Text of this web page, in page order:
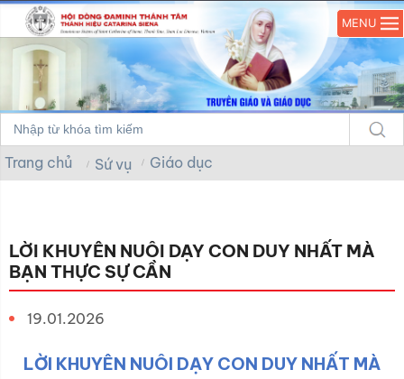
MENU
Trang chủ Sứ vụ Giáo dục
LỜI KHUYÊN NUÔI DẠY CON DUY NHẤT MÀ
BẠN THỰC SỰ CẦN
19.01.2026
LỜI KHUYÊN NUÔI DẠY CON DUY NHẤT MÀ